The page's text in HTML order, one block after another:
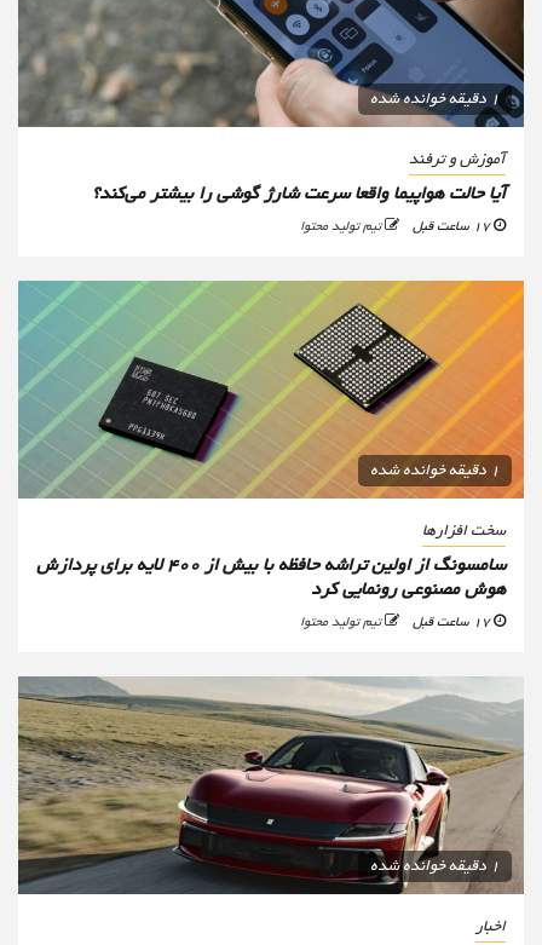
1 دقیقه خوانده شده
آموزش و ترفند
آیا حالت هواپیما واقعا سرعت شارژ گوشی را بیشتر می‌کند؟
تیم تولید محتوا
سخت افزارها
سامسونگ از اولین تراشه حافظه با بیش از ۴۰۰ لایه برای پردازش
هوش مصنوعی رونمایی کرد
تیم تولید محتوا
اخبار